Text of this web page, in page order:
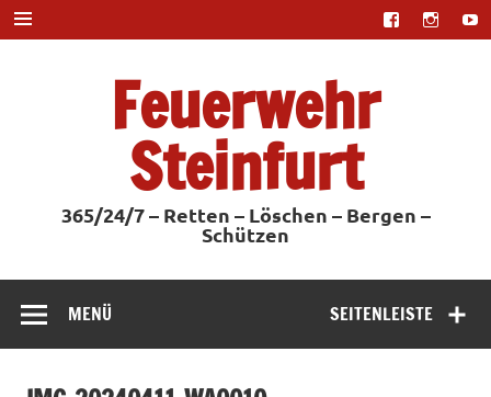
Zum
Inhalt
springen
Feuerwehr
Steinfurt
365/24/7 – Retten – Löschen – Bergen –
Schützen
SEITENLEISTE
MENÜ